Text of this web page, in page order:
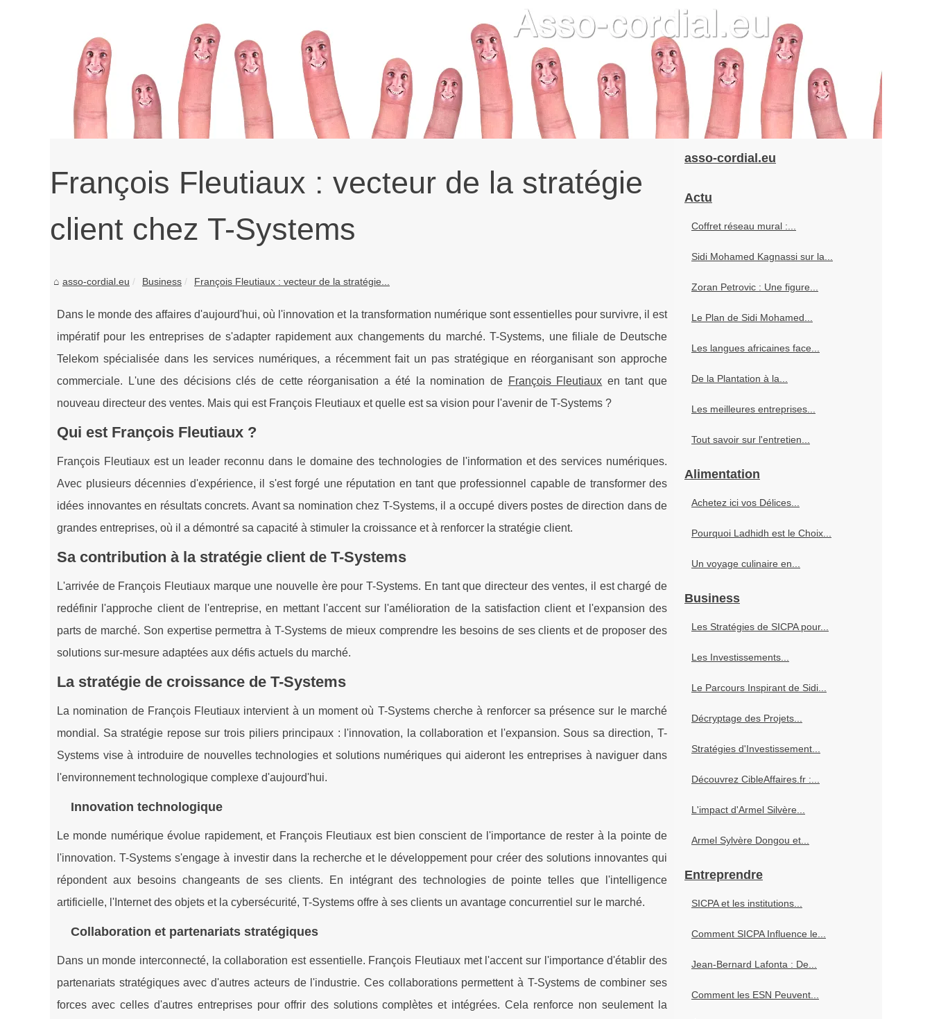
François Fleutiaux : vecteur de la stratégie
client chez T-Systems
asso-cordial.eu Business François Fleutiaux : vecteur de la stratégie...
Dans le monde des affaires d'aujourd'hui, où l'innovation et la transformation numérique sont essentielles pour survivre, il est
impératif pour les entreprises de s'adapter rapidement aux changements du marché. T-Systems, une filiale de Deutsche
Telekom spécialisée dans les services numériques, a récemment fait un pas stratégique en réorganisant son approche
commerciale. L'une des décisions clés de cette réorganisation a été la nomination de François Fleutiaux en tant que
nouveau directeur des ventes. Mais qui est François Fleutiaux et quelle est sa vision pour l'avenir de T-Systems ?
Qui est François Fleutiaux ?
François Fleutiaux est un leader reconnu dans le domaine des technologies de l'information et des services numériques.
Avec plusieurs décennies d'expérience, il s'est forgé une réputation en tant que professionnel capable de transformer des
idées innovantes en résultats concrets. Avant sa nomination chez T-Systems, il a occupé divers postes de direction dans de
grandes entreprises, où il a démontré sa capacité à stimuler la croissance et à renforcer la stratégie client.
Sa contribution à la stratégie client de T-Systems
L'arrivée de François Fleutiaux marque une nouvelle ère pour T-Systems. En tant que directeur des ventes, il est chargé de
redéfinir l'approche client de l'entreprise, en mettant l'accent sur l'amélioration de la satisfaction client et l'expansion des
parts de marché. Son expertise permettra à T-Systems de mieux comprendre les besoins de ses clients et de proposer des
solutions sur-mesure adaptées aux défis actuels du marché.
La stratégie de croissance de T-Systems
La nomination de François Fleutiaux intervient à un moment où T-Systems cherche à renforcer sa présence sur le marché
mondial. Sa stratégie repose sur trois piliers principaux : l'innovation, la collaboration et l'expansion. Sous sa direction, T-
Systems vise à introduire de nouvelles technologies et solutions numériques qui aideront les entreprises à naviguer dans
l'environnement technologique complexe d'aujourd'hui.
Innovation technologique
Le monde numérique évolue rapidement, et François Fleutiaux est bien conscient de l'importance de rester à la pointe de
l'innovation. T-Systems s'engage à investir dans la recherche et le développement pour créer des solutions innovantes qui
répondent aux besoins changeants de ses clients. En intégrant des technologies de pointe telles que l'intelligence
artificielle, l'Internet des objets et la cybersécurité, T-Systems offre à ses clients un avantage concurrentiel sur le marché.
Collaboration et partenariats stratégiques
Dans un monde interconnecté, la collaboration est essentielle. François Fleutiaux met l'accent sur l'importance d'établir des
partenariats stratégiques avec d'autres acteurs de l'industrie. Ces collaborations permettent à T-Systems de combiner ses
forces avec celles d'autres entreprises pour offrir des solutions complètes et intégrées. Cela renforce non seulement la
asso-cordial.eu
Actu
Coffret réseau mural :...
Sidi Mohamed Kagnassi sur la...
Zoran Petrovic : Une figure...
Le Plan de Sidi Mohamed...
Les langues africaines face...
De la Plantation à la...
Les meilleures entreprises...
Tout savoir sur l'entretien...
Alimentation
Achetez ici vos Délices...
Pourquoi Ladhidh est le Choix...
Un voyage culinaire en...
Business
Les Stratégies de SICPA pour...
Les Investissements...
Le Parcours Inspirant de Sidi...
Décryptage des Projets...
Stratégies d'Investissement...
Découvrez CibleAffaires.fr :...
L'impact d'Armel Silvère...
Armel Sylvère Dongou et...
Entreprendre
SICPA et les institutions...
Comment SICPA Influence le...
Jean-Bernard Lafonta : De...
Comment les ESN Peuvent...